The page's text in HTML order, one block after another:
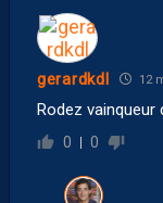
gerardkdl 12
Rodez vainqueur
0 0